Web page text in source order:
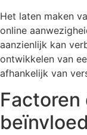
Het laten maken
online
aanzienlijk kan
ontwikkelen van
afhankelijk van
Factoren